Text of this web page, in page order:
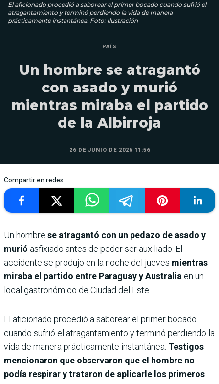
El aficionado procedió a saborear el primer bocado cuando sufrió el
atragantamiento y terminó perdiendo la vida de manera
prácticamente instantánea. Foto: Ilustración
PAÍS
Un hombre se atragantó
con asado y murió
mientras miraba el partido
de la Albirroja
26 DE JUNIO DE 2026 11:56
Compartir en redes
Un hombre se atragantó con un pedazo de asado y
murió asfixiado antes de poder ser auxiliado. El
accidente se produjo en la noche del jueves mientras
miraba el partido entre Paraguay y Australia en un
local gastronómico de Ciudad del Este.
El aficionado procedió a saborear el primer bocado
cuando sufrió el atragantamiento y terminó perdiendo la
vida de manera prácticamente instantánea. Testigos
mencionaron que observaron que el hombre no
podía respirar y trataron de aplicarle los primeros